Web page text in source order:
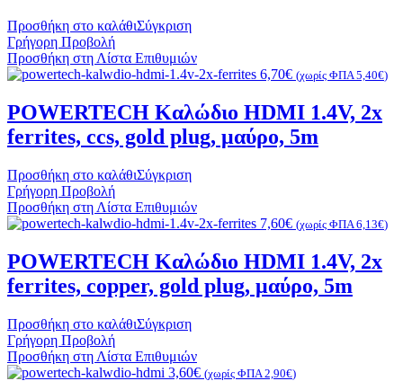
Προσθήκη στο καλάθιΣύγκριση
Γρήγορη Προβολή
Προσθήκη στη Λίστα Επιθυμιών
6,70€ (χωρίς ΦΠΑ 5,40€)
POWERTECH Καλώδιο HDMI 1.4V, 2x
ferrites, ccs, gold plug, μαύρο, 5m
Προσθήκη στο καλάθιΣύγκριση
Γρήγορη Προβολή
Προσθήκη στη Λίστα Επιθυμιών
7,60€ (χωρίς ΦΠΑ 6,13€)
POWERTECH Καλώδιο HDMI 1.4V, 2x
ferrites, copper, gold plug, μαύρο, 5m
Προσθήκη στο καλάθιΣύγκριση
Γρήγορη Προβολή
Προσθήκη στη Λίστα Επιθυμιών
3,60€ (χωρίς ΦΠΑ 2,90€)